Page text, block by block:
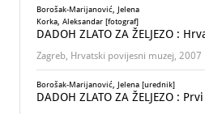
Borošak-Marijanović, Jelena
Korka, Aleksandar [fotograf]
DADOH ZLATO ZA ŽELJEZO :
Zagreb, Hrvatski povijesni muzej, 2007
Borošak-Marijanović, Jelena [urednik]
DADOH ZLATO ZA ŽELJEZO :